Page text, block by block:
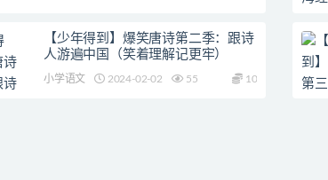
【少年得到】爆笑唐诗第二季：跟诗
人游遍中国（笑着理解记更牢）
小学语文 2024-02-02 55 10